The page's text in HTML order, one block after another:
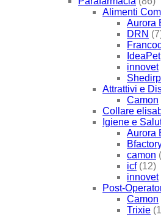
Alimenti
Aurora
DRN
IdeaPet
innovet
Attrattivi e
Camon
Collare
Igiene e
Aurora
camon
icf (12)
innovet
Post-
Camon
Trixie